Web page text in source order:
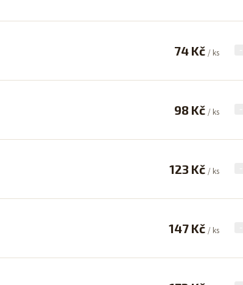
74 Kč / ks
98 Kč / ks
123 Kč / ks
147 Kč / ks